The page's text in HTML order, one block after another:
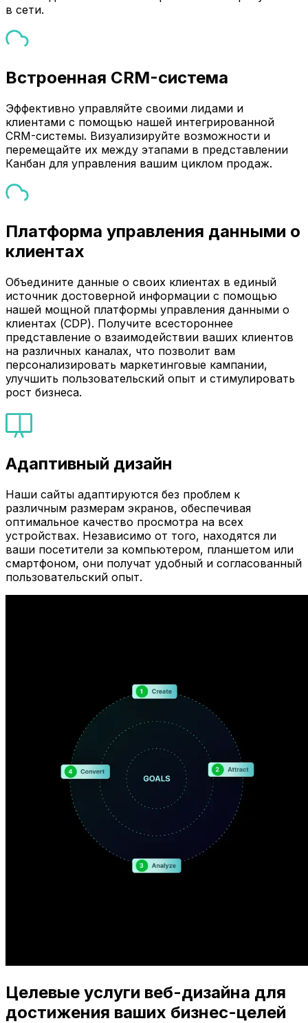
в сети.
Встроенная CRM-система
Эффективно управляйте своими лидами и
клиентами с помощью нашей интегрированной
CRM-системы. Визуализируйте возможности и
перемещайте их между этапами в представлении
Канбан для управления вашим циклом продаж.
Платформа управления данными о
клиентах
Объедините данные о своих клиентах в единый
источник достоверной информации с помощью
нашей мощной платформы управления данными о
клиентах (CDP). Получите всестороннее
представление о взаимодействии ваших клиентов
на различных каналах, что позволит вам
персонализировать маркетинговые кампании,
улучшить пользовательский опыт и стимулировать
рост бизнеса.
Адаптивный дизайн
Наши сайты адаптируются без проблем к
различным размерам экранов, обеспечивая
оптимальное качество просмотра на всех
устройствах. Независимо от того, находятся ли
ваши посетители за компьютером, планшетом или
смартфоном, они получат удобный и согласованный
пользовательский опыт.
Целевые услуги веб-дизайна для
достижения ваших бизнес-целей